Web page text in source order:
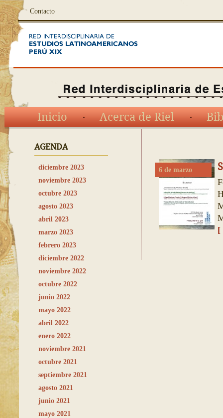
Contacto
Inicio Acerca de Riel
AGENDA
diciembre 2023
noviembre 2023
octubre 2023
agosto 2023
abril 2023
marzo 2023
febrero 2023
diciembre 2022
noviembre 2022
octubre 2022
junio 2022
mayo 2022
abril 2022
enero 2022
noviembre 2021
octubre 2021
septiembre 2021
agosto 2021
junio 2021
mayo 2021
6 de marzo
[